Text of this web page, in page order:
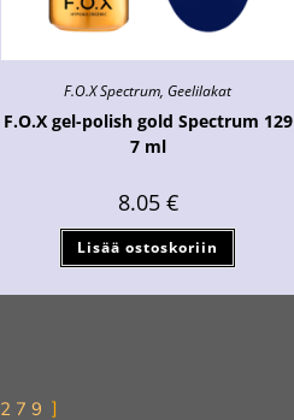
F.O.X Spectrum, Geelilakat
F.O.X gel-polish gold Spectrum 129
7 ml
8.05 €
Lisää ostoskoriin